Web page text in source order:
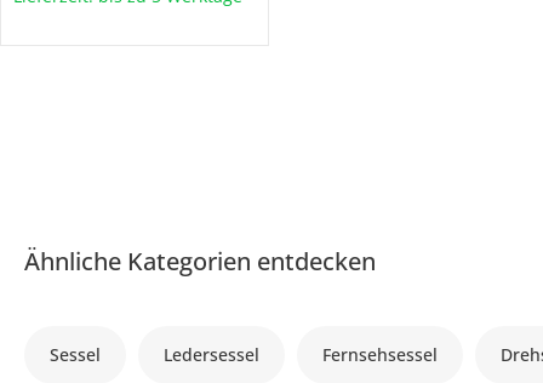
Ähnliche Kategorien entdecken
Sessel Ledersessel Fernsehsessel